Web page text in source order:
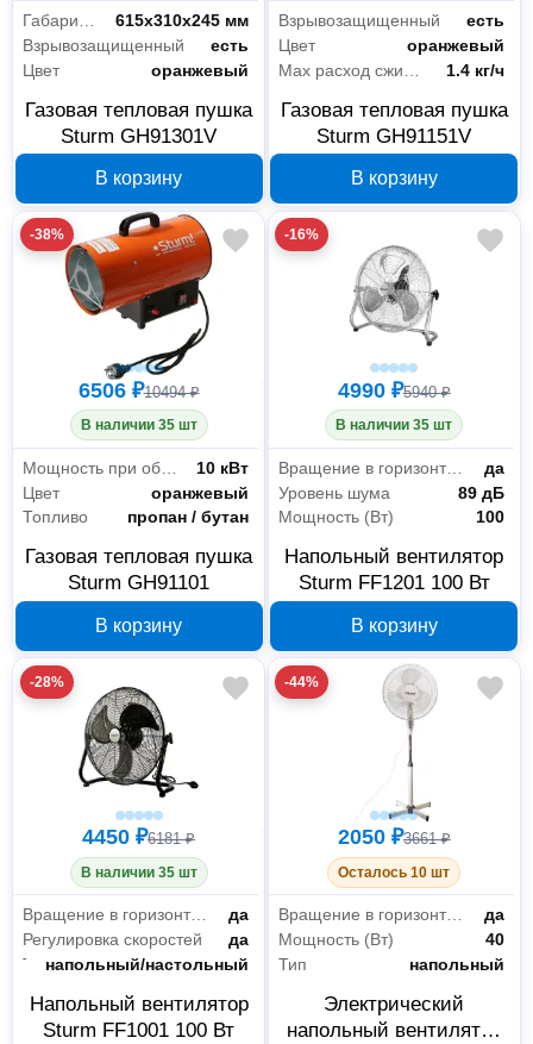
615x310x245 мм
Взрывозащищенный
есть
Цвет
оранжевый
Газовая тепловая пушка
Sturm GH91301V
В корзину
Взрывозащищенный
есть
Цвет
оранжевый
1.4 кг/ч
Газовая тепловая пушка
Sturm GH91151V
В корзину
-38%
6506 ₽10494 ₽
В наличии 35 шт
10 кВт
Цвет
оранжевый
Топливо
пропан / бутан
Газовая тепловая пушка
Sturm GH91101
В корзину
-16%
4990 ₽5940 ₽
В наличии 35 шт
Вращение в горизонтальной плоскости
да
Уровень шума
89 дБ
Мощность (Вт)
100
Напольный вентилятор
Sturm FF1201 100 Вт
В корзину
-28%
4450 ₽6181 ₽
В наличии 35 шт
Вращение в горизонтальной плоскости
да
Регулировка скоростей
да
Типнапольный/настольный
Напольный вентилятор
Sturm FF1001 100 Вт
-44%
2050 ₽3661 ₽
Осталось 10 шт
Вращение в горизонтальной плоскости
да
Мощность (Вт)
40
Тип
напольный
Электрический
напольный вентилятор